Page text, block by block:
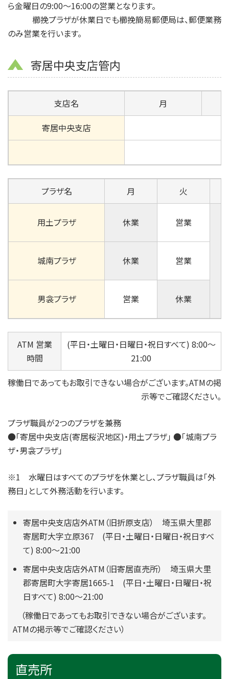
ら金曜日の9:00～16:00の営業となります。
櫛挽プラザが休業日でも櫛挽簡易郵便局は、郵便業務
のみ営業を行います。
寄居中央支店管内
支店名
月
寄居中央支店
プラザ名 月 火
用土プラザ 休業 営業
城南プラザ 休業 営業
男衾プラザ 営業 休業
ATM 営業
時間
(平日・土曜日・日曜日・祝日すべて) 8:00～
21:00
稼働日であってもお取引できない場合がございます。ATMの掲
示等でご確認ください。
プラザ職員が2つのプラザを兼務
●「寄居中央支店(寄居桜沢地区)・用土プラザ」 ●「城南プラ
ザ・男衾プラザ」
※1 水曜日はすべてのプラザを休業とし、プラザ職員は「外
務日」として外務活動を行います。
寄居中央支店店外ATM（旧折原支店） 埼玉県大里郡
寄居町大字立原367 (平日・土曜日・日曜日・祝日すべ
て) 8:00～21:00
寄居中央支店店外ATM（旧寄居直売所） 埼玉県大里
郡寄居町大字寄居1665-1 (平日・土曜日・日曜日・祝
日すべて) 8:00～21:00
（稼働日であってもお取引できない場合がございます。
ATMの掲示等でご確認ください）
直売所